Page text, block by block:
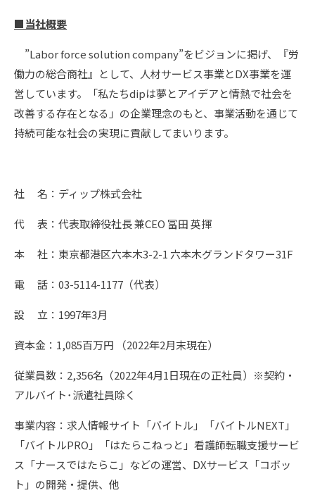
■当社概要
”Labor force solution company”をビジョンに掲げ、『労
働力の総合商社』として、人材サービス事業とDX事業を運
営しています。「私たちdipは夢とアイデアと情熱で社会を
改善する存在となる」の企業理念のもと、事業活動を通じて
持続可能な社会の実現に貢献してまいります。
社 名：ディップ株式会社
代 表：代表取締役社長 兼CEO 冨田 英揮
本 社：東京都港区六本木3-2-1 六本木グランドタワー31F
電 話：03-5114-1177（代表）
設 立：1997年3月
資本金：1,085百万円 （2022年2月末現在）
従業員数：2,356名（2022年4月1日現在の正社員）※契約・
アルバイト･派遣社員除く
事業内容：求人情報サイト「バイトル」「バイトルNEXT」
「バイトルPRO」「はたらこねっと」看護師転職支援サービ
ス「ナースではたらこ」などの運営、DXサービス「コボッ
ト」の開発・提供、他